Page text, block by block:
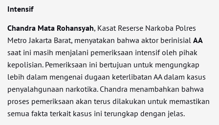
Intensif
Chandra Mata Rohansyah, Kasat Reserse Narkoba Polres
Metro Jakarta Barat, menyatakan bahwa aktor berinisial AA
saat ini masih menjalani pemeriksaan intensif oleh pihak
kepolisian. Pemeriksaan ini bertujuan untuk mengungkap
lebih dalam mengenai dugaan keterlibatan AA dalam kasus
penyalahgunaan narkotika. Chandra menambahkan bahwa
proses pemeriksaan akan terus dilakukan untuk memastikan
semua fakta terkait kasus ini terungkap dengan jelas.